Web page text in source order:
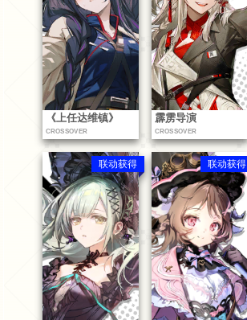
《上任达维镇》
CROSSOVER
霹雳导演
CROSSOVER
联动获得 联动获得